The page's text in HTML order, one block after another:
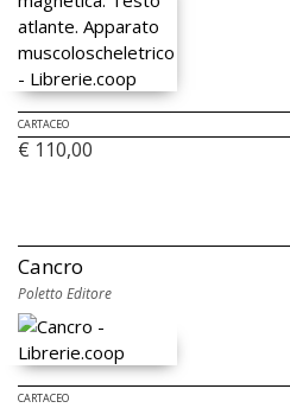
CARTACEO
€ 110,00
Cancro
Poletto Editore
CARTACEO